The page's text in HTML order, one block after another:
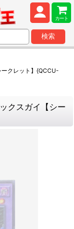
カート
検索
ークレット】{QCCU-
クスガイ【シー